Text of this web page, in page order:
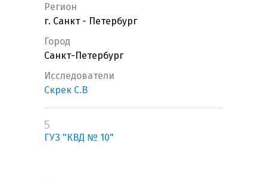
Регион
г. Санкт - Петербург
Город
Санкт-Петербург
Исследователи
Скрек С.В
5
ГУЗ "КВД № 10"